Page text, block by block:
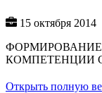
15 октября 2014
КОМПЕТЕНЦИИ
Открыть полную